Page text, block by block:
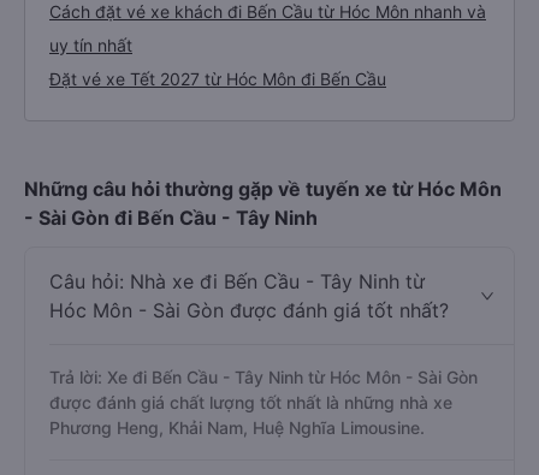
Cách đặt vé xe khách đi Bến Cầu từ Hóc Môn nhanh và
uy tín nhất
Đặt vé xe Tết 2027 từ Hóc Môn đi Bến Cầu
Những câu hỏi thường gặp về tuyến xe từ Hóc Môn
- Sài Gòn đi Bến Cầu - Tây Ninh
Câu hỏi: Nhà xe đi Bến Cầu - Tây Ninh từ
Hóc Môn - Sài Gòn được đánh giá tốt nhất?
Trả lời: Xe đi Bến Cầu - Tây Ninh từ Hóc Môn - Sài Gòn
được đánh giá chất lượng tốt nhất là những nhà xe
Phương Heng, Khải Nam, Huệ Nghĩa Limousine.